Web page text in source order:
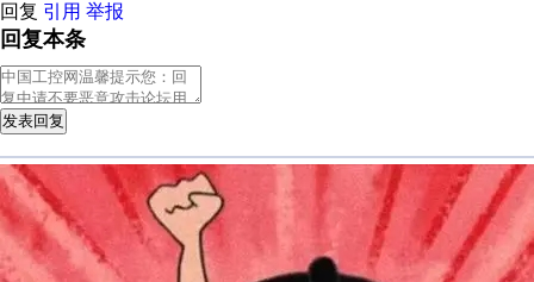
回复 引用 举报
回复本条
发表回复